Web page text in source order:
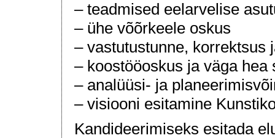
– teadmised eelarvelise
– ühe võõrkeele oskus
– vastutustunne, korrektsus
– koostööoskus ja väga hea
– analüüsi- ja
– visiooni esitamine
Kandideerimiseks esitada